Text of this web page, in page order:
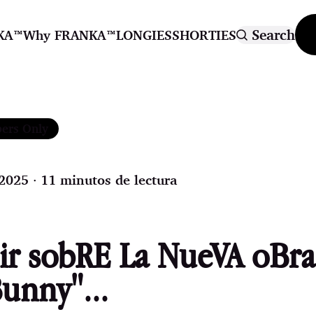
Why FRANKA™️LONGIESSHORTIES Search
∙ 11 minutos de lectura
sobRE La NueVA oBra